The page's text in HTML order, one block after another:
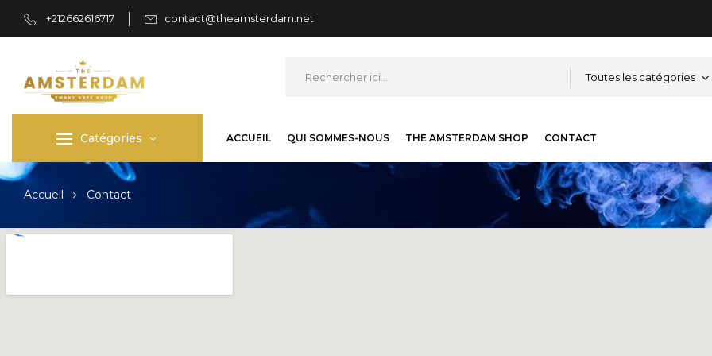
+212662616717 contact@theamsterdam.net
Toutes les catégories
Catégories ACCUEIL QUI SOMMES-NOUS THE AMSTERDAM SHOP CONTACT
Accueil Contact